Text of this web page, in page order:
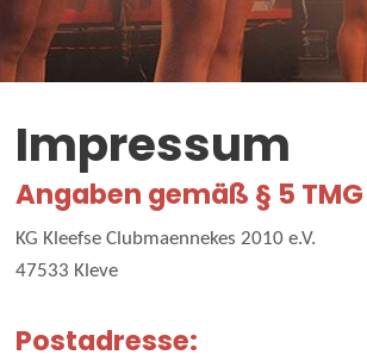
Impressum
Angaben gemäß § 5 TMG
KG Kleefse Clubmaennekes 2010 e.V.
47533 Kleve
Postadresse: